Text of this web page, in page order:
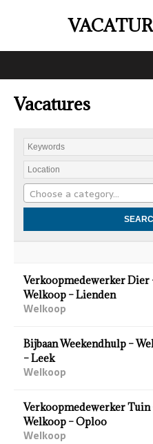
Vacatures
Choose a category…
Verkoopmedewerker Dier
Welkoop – Lienden
Welkoop
Bijbaan Weekendhulp –
– Leek
Welkoop
Verkoopmedewerker Tuin
Welkoop – Oploo
Welkoop